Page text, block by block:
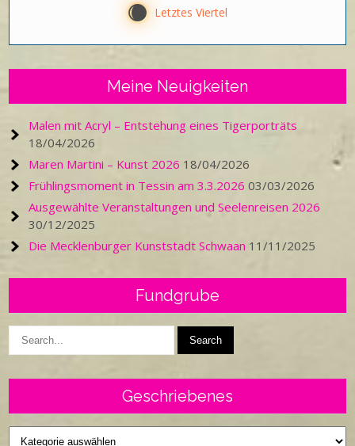
X Letztes Viertel
Meine Neuigkeiten
Malen mit Acryl – Entstehung eines Tigerporträts
18/04/2026
Maren Martini – Kunst 2026 18/04/2026
Frühlingsmoment in Tessin am 3.3.2026 03/03/2026
Ausgewählte Veranstaltungen und Seelenreisen 2026
30/12/2025
Die Mecklenburger Kunststadt Schwaan 11/11/2025
Fundgrube
Geschriebenes
Geschriebenes